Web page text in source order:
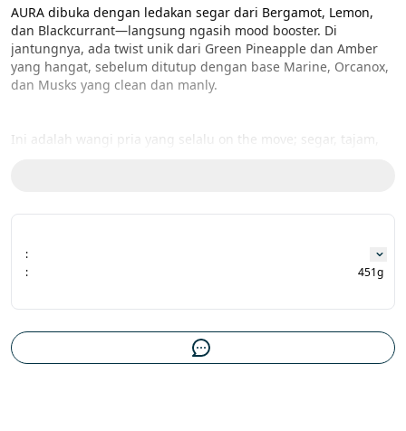
AURA dibuka dengan ledakan segar dari Bergamot, Lemon,
dan Blackcurrant—langsung ngasih mood booster. Di
jantungnya, ada twist unik dari Green Pineapple dan Amber
yang hangat, sebelum ditutup dengan base Marine, Orcanox,
dan Musks yang clean dan manly.
Ini adalah wangi pria yang selalu on the move; segar, tajam,
Top: Bergamot, Lemon, Blackcurrant, Nutmeg
Middle: Green Pineapple, Amber
Disclaimer:
:
:
451g